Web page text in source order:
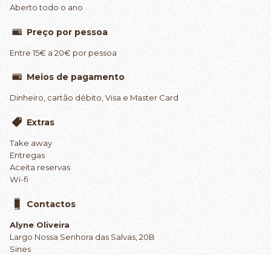
Aberto todo o ano
Preço por pessoa
Entre 15€ a 20€ por pessoa
Meios de pagamento
Dinheiro, cartão débito, Visa e Master Card
Extras
Take away
Entregas
Aceita reservas
Wi-fi
Contactos
Alyne Oliveira
Largo Nossa Senhora das Salvas, 20B
Sines